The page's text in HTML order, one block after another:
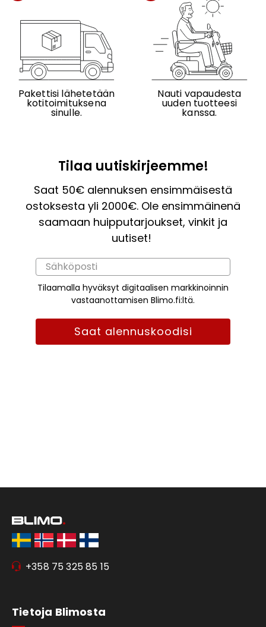
Pakettisi lähetetään
kotitoimituksena
sinulle.
Nauti vapaudesta
uuden tuotteesi
kanssa.
Tilaa uutiskirjeemme!
Saat 50€ alennuksen ensimmäisestä
ostoksesta yli 2000€. Ole ensimmäinenä
saamaan huipputarjoukset, vinkit ja
uutiset!
Tilaamalla hyväksyt digitaalisen markkinoinnin
vastaanottamisen Blimo.fi:ltä.
Saat alennuskoodisi
+358 75 325 85 15
Tietoja Blimosta